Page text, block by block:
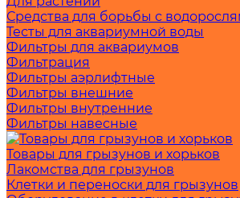
Средства для борьбы с
Тесты для аквариумной воды
Фильтры для аквариумов
Фильтрация
Фильтры аэрлифтные
Фильтры внешние
Фильтры внутренние
Фильтры навесные
Товары для грызунов и хорьков
Лакомства для грызунов
Клетки и переноски для грызунов